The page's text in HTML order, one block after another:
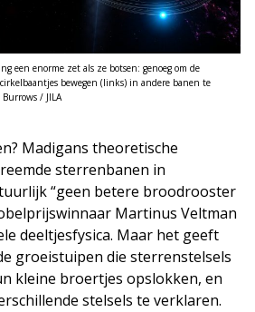
een enorme zet als ze botsen: genoeg om de
bewegen (links) in andere banen te
/ JILA
Madigans theoretische
sterrenbanen in
“geen betere broodrooster
Martinus Veltman
deeltjesfysica. Maar het geeft
groeistuipen die sterrenstelsels
kleine broertjes opslokken, en
stelsels te verklaren.